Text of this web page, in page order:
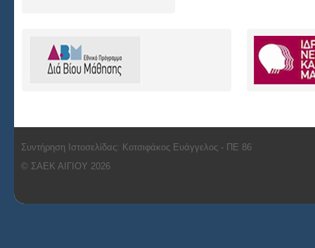
Συντήρηση Ιστοσελίδας: Κοτσιφάκος Ευάγγελος - ΠΕ 86
© ΣΑΕΚ ΑΙΓΙΟΥ 2026